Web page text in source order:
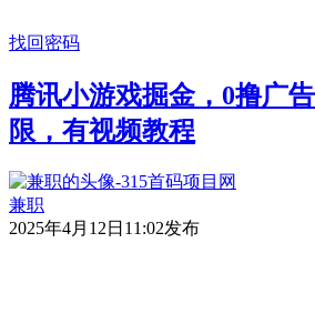
找回密码
腾讯小游戏掘金，0撸广
限，有视频教程
兼职
2025年4月12日11:02发布